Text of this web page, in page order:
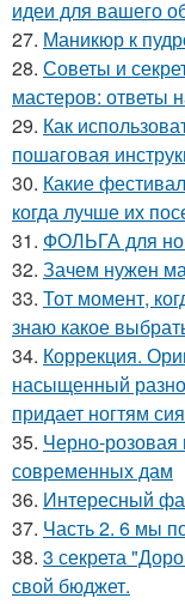
идеи для вашего
27. Маникюр к
28. Советы и
мастеров: ответы
29. Как
пошаговая
30. Какие
когда лучше их
31. ФОЛЬГА для
32. Зачем нужен
33. Тот момент,
знаю какое
34. Коррекция.
насыщенный
придает ногтям
35. Черно-
современных дам
36. Интересный
37. Часть 2. 6 мы
38. 3 секрета
свой бюджет.